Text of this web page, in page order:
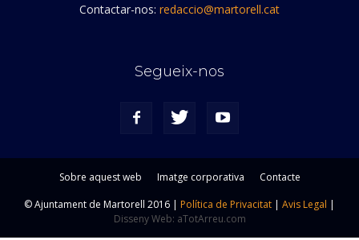
Contactar-nos: redaccio@martorell.cat
Segueix-nos
Sobre aquest web Imatge corporativa
Contacte
© Ajuntament de Martorell 2016 | Política de Privacitat | Avis Legal |
Disseny Web: aTotArreu.com